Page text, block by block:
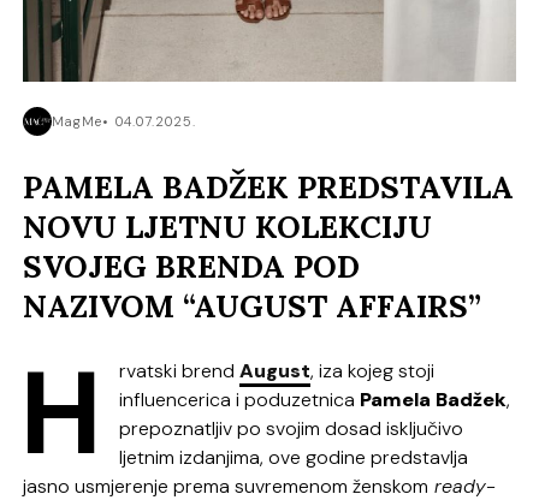
MagMe 04.07.2025.
PAMELA BADŽEK PREDSTAVILA
NOVU LJETNU KOLEKCIJU
SVOJEG BRENDA POD
NAZIVOM “AUGUST AFFAIRS”
H rvatski brendAugust, iza kojeg stoji
influencerica i poduzetnica Pamela Badžek,
prepoznatljiv po svojim dosad isključivo
ljetnim izdanjima, ove godine predstavlja
jasno usmjerenje prema suvremenom ženskom ready-